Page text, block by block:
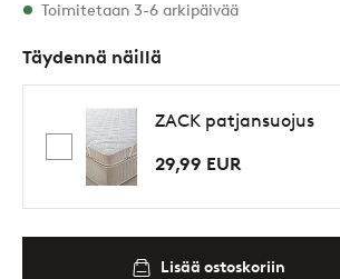
Varastossa on kaikkia kokoja
Toimitetaan 3-6 arkipäivää
Täydennä näillä
ZACK patjansuojus
29,99 EUR
Lisää ostoskoriin